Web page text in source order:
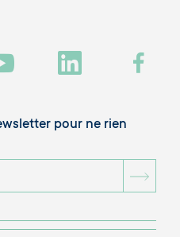
pour ne rien